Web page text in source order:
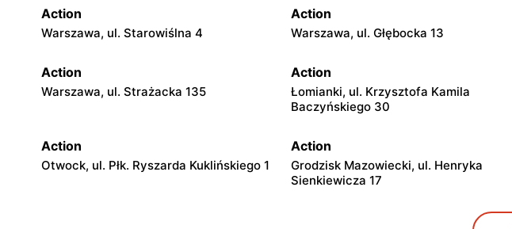
Action
Warszawa, ul. Starowiślna 4
Action
Warszawa, ul. Głębocka 13
Action
Warszawa, ul. Strażacka 135
Action
Łomianki, ul. Krzysztofa Kamila
Baczyńskiego 30
Action
Otwock, ul. Płk. Ryszarda Kuklińskiego 1
Action
Grodzisk Mazowiecki, ul. Henryka
Sienkiewicza 17